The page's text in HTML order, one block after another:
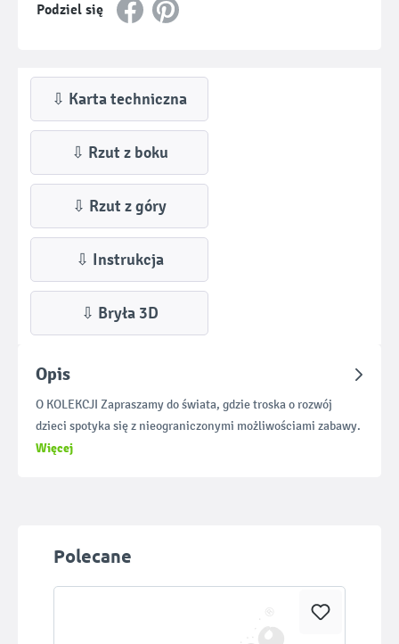
Podziel się
⇩ Karta techniczna
⇩ Rzut z boku
⇩ Rzut z góry
⇩ Instrukcja
⇩ Bryła 3D
Opis
O KOLEKCJI Zapraszamy do świata, gdzie troska o rozwój
dzieci spotyka się z nieograniczonymi możliwościami zabawy.
Więcej
Pomiń galerię produktów
Polecane